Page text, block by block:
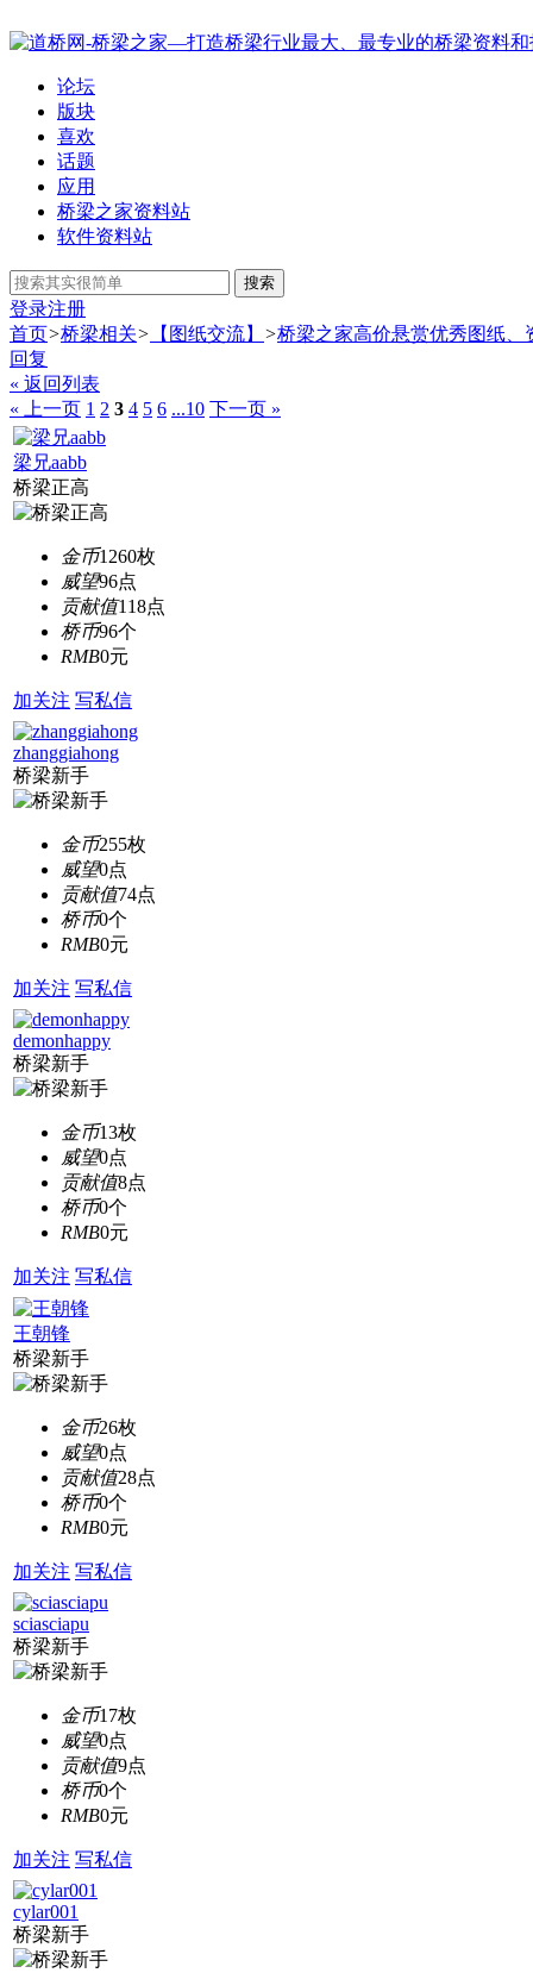
论坛
版块
喜欢
话题
应用
桥梁之家资料站
软件资料站
搜索
登录注册
首页>桥梁相关> 【图纸交流】 >桥梁之家高价悬赏优秀图纸、
回复
« 返回列表
« 上一页 1 2 3 4 5 6 ...10 下一页 »
梁兄aabb
桥梁正高
金币1260枚
威望96点
贡献值118点
桥币96个
RMB0元
加关注 写私信
zhanggiahong
桥梁新手
金币255枚
威望0点
贡献值74点
桥币0个
RMB0元
加关注 写私信
demonhappy
桥梁新手
金币13枚
威望0点
贡献值8点
桥币0个
RMB0元
加关注 写私信
王朝锋
桥梁新手
金币26枚
威望0点
贡献值28点
桥币0个
RMB0元
加关注 写私信
sciasciapu
桥梁新手
金币17枚
威望0点
贡献值9点
桥币0个
RMB0元
加关注 写私信
cylar001
桥梁新手